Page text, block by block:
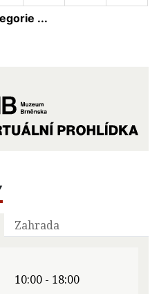
...
Zahrada
10:00 - 18:00